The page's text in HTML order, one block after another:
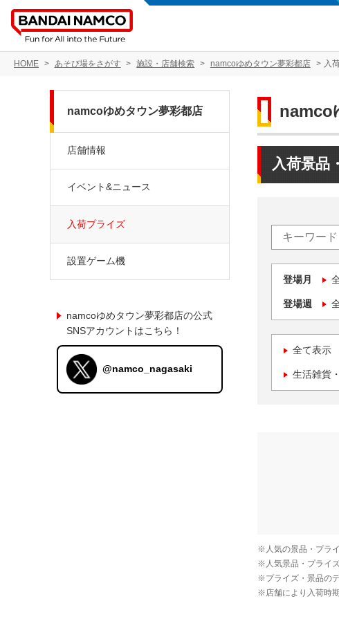
HOME あそび場をさがす 施設・店舗検索 namcoゆめタウン夢彩都店 入
namco
入荷景品
登場月
登場週
全て表示
生活雑貨
namcoゆめタウン夢彩都店
店舗情報
イベント&ニュース
入荷プライズ
設置ゲーム機
namcoゆめタウン夢彩都店の公式
SNSアカウントはこちら！
@namco_nagasaki